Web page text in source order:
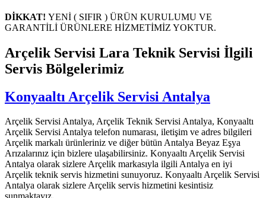
DİKKAT! YENİ ( SIFIR ) ÜRÜN KURULUMU VE
GARANTİLİ ÜRÜNLERE HİZMETİMİZ YOKTUR.
Arçelik Servisi Lara Teknik Servisi İlgili
Servis Bölgelerimiz
Konyaaltı Arçelik Servisi Antalya
Arçelik Servisi Antalya, Arçelik Teknik Servisi Antalya, Konyaaltı
Arçelik Servisi Antalya telefon numarası, iletişim ve adres bilgileri
Arçelik markalı ürünleriniz ve diğer bütün Antalya Beyaz Eşya
Arızalarınız için bizlere ulaşabilirsiniz. Konyaaltı Arçelik Servisi
Antalya olarak sizlere Arçelik markasıyla ilgili Antalya en iyi
Arçelik teknik servis hizmetini sunuyoruz. Konyaaltı Arçelik Servisi
Antalya olarak sizlere Arçelik servis hizmetini kesintisiz